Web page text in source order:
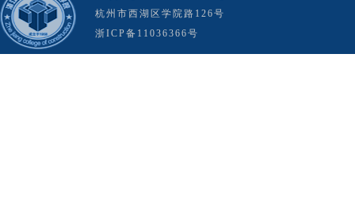
杭州市西湖区学院路126号
浙ICP备11036366号